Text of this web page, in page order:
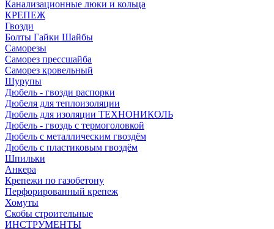
Канализационные люки и кольца
КРЕПЕЖ
Гвозди
Болты Гайки Шайбы
Саморезы
Саморез прессшайба
Саморез кровельный
Шурупы
Дюбель - гвозди распорки
Дюбеля для теплоизоляции
Дюбель для изоляции ТЕХНОНИКОЛЬ
Дюбель - гвоздь с термоголовкой
Дюбель с металлическим гвоздём
Дюбель с пластиковым гвоздём
Шпильки
Анкера
Крепежи по газобетону
Перфорированный крепеж
Хомуты
Скобы строительные
ИНСТРУМЕНТЫ